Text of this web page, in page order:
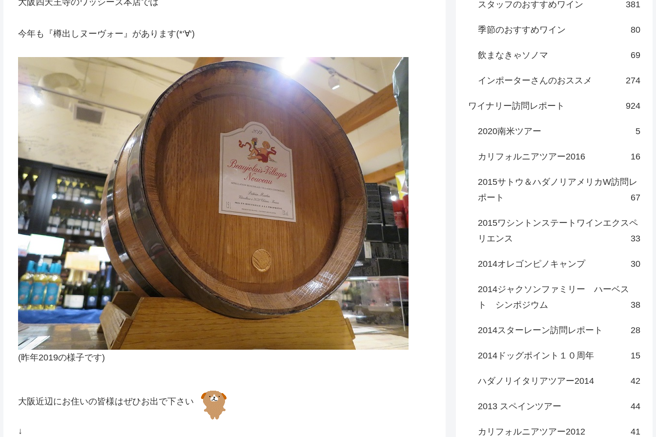
大阪四天王寺のワッシーズ本店では
今年も『樽出しヌーヴォー』があります(*‘∀‘)
(昨年2019の様子です)
大阪近辺にお住いの皆様はぜひお出で下さい
↓
スタッフのおすすめワイン 381
季節のおすすめワイン 80
飲まなきゃソノマ 69
インポーターさんのおススメ 274
ワイナリー訪問レポート 924
2020南米ツアー 5
カリフォルニアツアー2016 16
2015サトウ＆ハダノリアメリカW訪問レ
ポート
67
2015ワシントンステートワインエクスペ
リエンス
33
2014オレゴンピノキャンプ 30
2014ジャクソンファミリー ハーベス
ト シンポジウム
38
2014スターレーン訪問レポート 28
2014ドッグポイント１０周年 15
ハダノリイタリアツアー2014 42
2013 スペインツアー 44
カリフォルニアツアー2012 41